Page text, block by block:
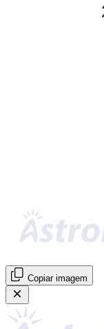
Copiar imagem